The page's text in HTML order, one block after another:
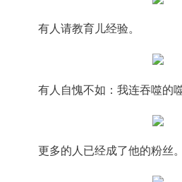
有人请教育儿经验。
有人自愧不如：我连吞噬的
更多的人已经成了他的粉丝。